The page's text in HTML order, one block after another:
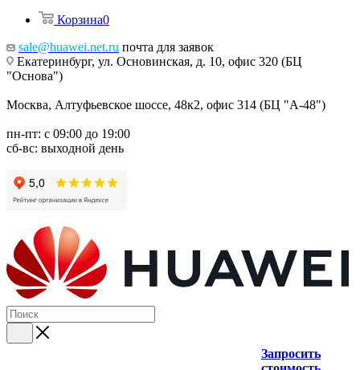
Корзина0
sale@huawei.net.ru почта для заявок
Екатеринбург, ул. Основинская, д. 10, офис 320 (БЦ
"Основа")
Москва, Алтуфьевское шоссе, 48к2, офис 314 (БЦ "А-48")
пн-пт: с 09:00 до 19:00
сб-вс: выходной день
Запросить